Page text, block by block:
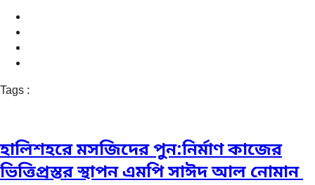
Tags :
হালিশহরে মসজিদের পুন:নির্মাণ কাজের
ভিত্তিপ্রস্তর স্থাপন এমপি সাঈদ আল নোমান ‎